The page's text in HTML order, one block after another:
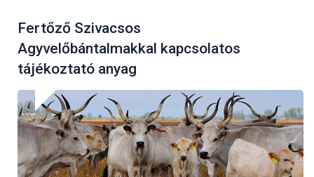
Fertőző Szivacsos
Agyvelőbántalmakkal kapcsolatos
tájékoztató anyag